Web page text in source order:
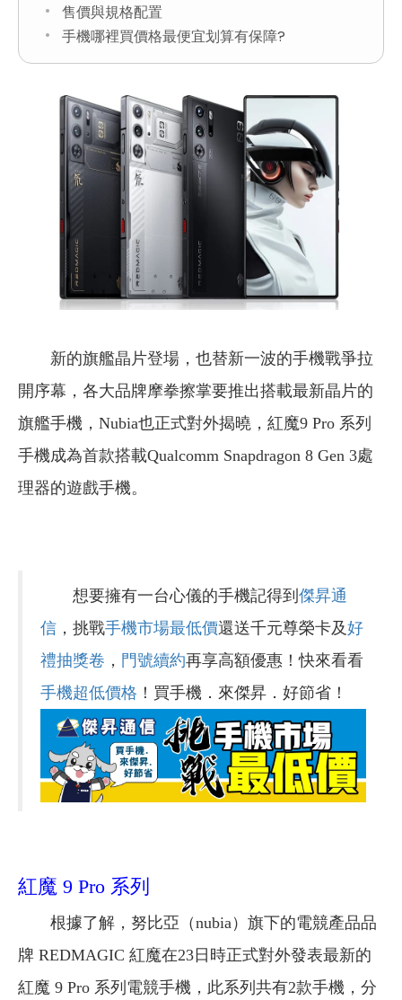
售價與規格配置
手機哪裡買價格最便宜划算有保障?
新的旗艦晶片登場，也替新一波的手機戰爭拉
開序幕，各大品牌摩拳擦掌要推出搭載最新晶片的
旗艦手機，Nubia也正式對外揭曉，紅魔9 Pro 系列
手機成為首款搭載Qualcomm Snapdragon 8 Gen 3處
理器的遊戲手機。
想要擁有一台心儀的手機記得到 傑昇通
信 ，挑戰手機市場最低價還送千元尊榮卡及好
禮抽獎卷 ， 門號續約再享高額優惠！快來看看
手機超低價格 ！買手機．來傑昇．好節省！
紅魔 9 Pro 系列
根據了解，努比亞（nubia）旗下的電競產品品
牌 REDMAGIC 紅魔在23日時正式對外發表最新的
紅魔 9 Pro 系列電競手機，此系列共有2款手機，分